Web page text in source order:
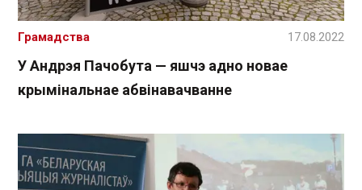
У Андрэя Пачобута — яшчэ адно новае
крымінальнае абвінавачванне
Грамадства 17.08.2022